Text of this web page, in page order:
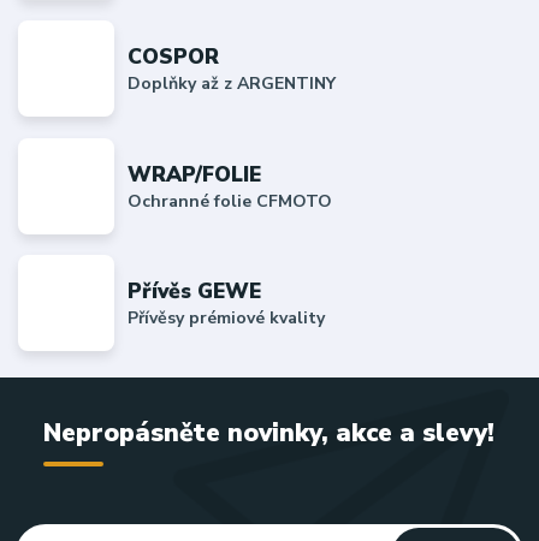
COSPOR
Doplňky až z ARGENTINY
WRAP/FOLIE
Ochranné folie CFMOTO
Přívěs GEWE
Přívěsy prémiové kvality
Nepropásněte novinky, akce a slevy!